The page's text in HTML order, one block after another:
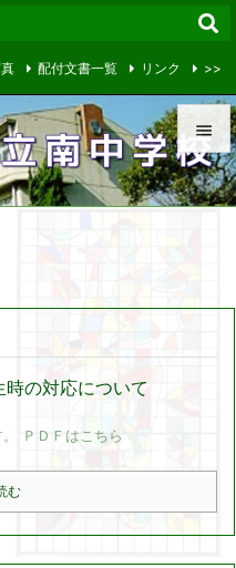


メニュ

配付文書一覧 リンク >>
の対応について
ＰＤＦはこちら
む